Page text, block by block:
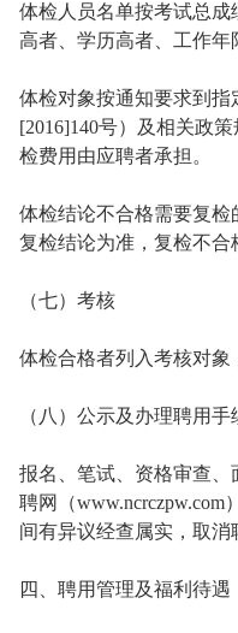
体检人员名单按考试总
高者、学历高者、工作
体检对象按通知要求到
[2016]140号）及相关政
检费用由应聘者承担。
体检结论不合格需要复
复检结论为准，复检不合
（七）考核
体检合格者列入考核对
（八）公示及办理聘用手
报名、笔试、资格审查
聘网（
间有异议经查属实，取
四、聘用管理及福利待遇